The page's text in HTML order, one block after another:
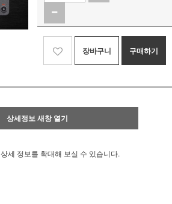
장바구니 구매하기
상세정보 새창 열기
상세 정보를 확대해 보실 수 있습니다.